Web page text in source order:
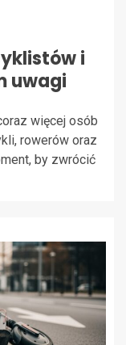
i
uwagi
więcej osób
rowerów oraz
by zwrócić